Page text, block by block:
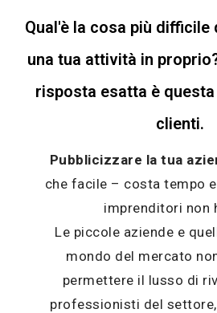
Qual'è la cosa più difficile
una tua attività in
risposta esatta è
clienti.
Pubblicizzare la tua
che facile – costa tempo
imprenditori non
Le piccole aziende e
mondo del mercato
permettere il lusso di
professionisti del